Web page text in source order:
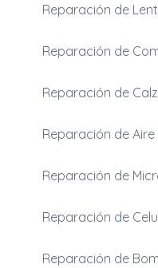
Reparación de
Reparación de
Reparación de
Reparación de
Reparación de
Reparación de
Reparación de